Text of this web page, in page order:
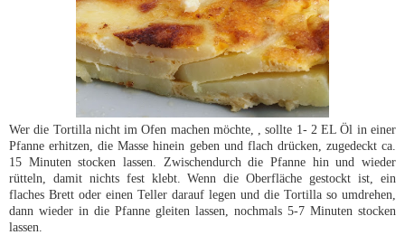
Wer die Tortilla nicht im Ofen machen möchte, , sollte 1- 2 EL Öl in einer
Pfanne erhitzen, die Masse hinein geben und flach drücken, zugedeckt ca.
15 Minuten stocken lassen. Zwischendurch die Pfanne hin und wieder
rütteln, damit nichts fest klebt. Wenn die Oberfläche gestockt ist, ein
flaches Brett oder einen Teller darauf legen und die Tortilla so umdrehen,
dann wieder in die Pfanne gleiten lassen, nochmals 5-7 Minuten stocken
lassen.